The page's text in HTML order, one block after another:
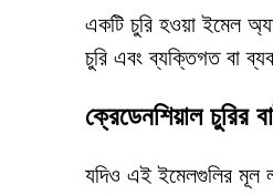
একটি চুরি হওয়া ইমেল
চুরি এবং ব্যক্তিগত বা
ক্রেডেনশিয়াল চুরির
যদিও এই ইমেলগুলির মূল